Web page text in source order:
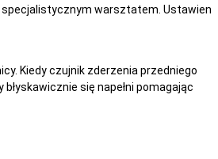
warsztatem. Ustawien
Kiedy czujnik zderzenia przedniego
się napełni pomagając